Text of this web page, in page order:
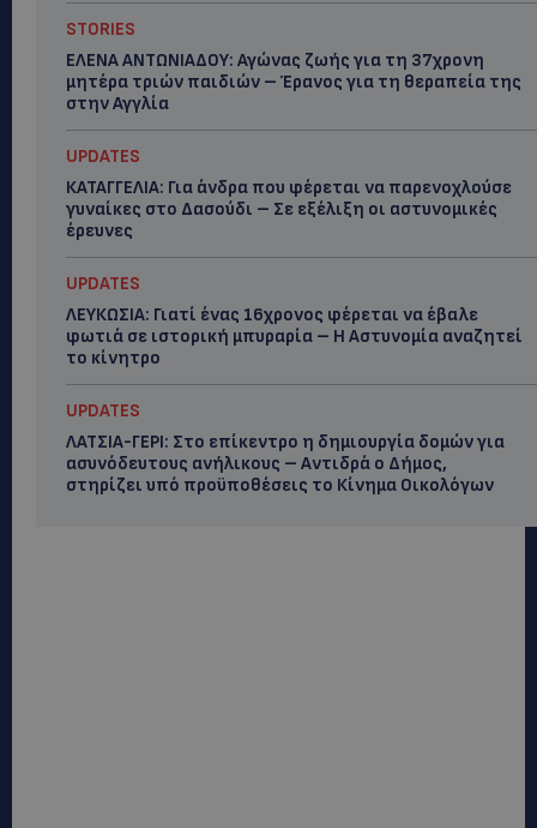
STORIES
ΕΛΕΝΑ ΑΝΤΩΝΙΑΔΟΥ: Αγώνας ζωής για τη 37χρονη
μητέρα τριών παιδιών – Έρανος για τη θεραπεία της
στην Αγγλία
UPDATES
ΚΑΤΑΓΓΕΛΙΑ: Για άνδρα που φέρεται να παρενοχλούσε
γυναίκες στο Δασούδι – Σε εξέλιξη οι αστυνομικές
έρευνες
UPDATES
ΛΕΥΚΩΣΙΑ: Γιατί ένας 16χρονος φέρεται να έβαλε
φωτιά σε ιστορική μπυραρία – Η Αστυνομία αναζητεί
το κίνητρο
UPDATES
ΛΑΤΣΙΑ-ΓΕΡΙ: Στο επίκεντρο η δημιουργία δομών για
ασυνόδευτους ανήλικους – Αντιδρά ο Δήμος,
στηρίζει υπό προϋποθέσεις το Κίνημα Οικολόγων